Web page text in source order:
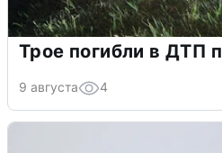
Трое погибли в ДТП
9 августа 4